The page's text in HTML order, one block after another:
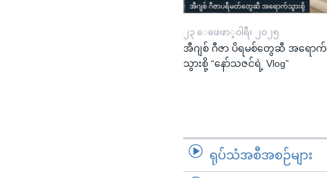
၂၃ ေဖေဖာ္၀ါရီ၊ ၂၀၂၅
အီဂျစ် ဂီဇာ ပိရမစ်တွေဆီ အရောက်
သွားစို့ “နော်သဇင်ရဲ့ Vlog”
ရုပ်သံအစီအစဉ်များ